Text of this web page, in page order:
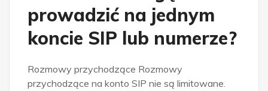
prowadzić na jednym
koncie SIP lub numerze?
Rozmowy przychodzące Rozmowy
przychodzące na konto SIP nie są limitowane.